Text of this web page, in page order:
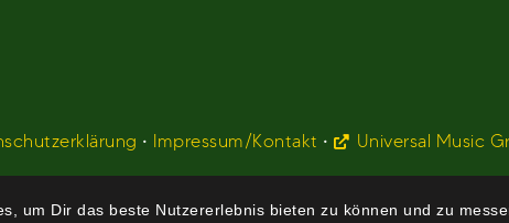
• Impressum/Kontakt • Universal Music
um Dir das beste Nutzererlebnis bieten zu können und zu